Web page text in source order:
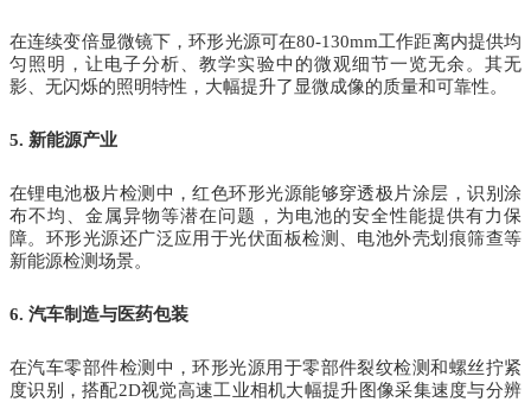
在连续变倍显微镜下，环形光源可在80-130mm工作距离内提供均
匀照明，让电子分析、教学实验中的微观细节一览无余。其无
影、无闪烁的照明特性，大幅提升了显微成像的质量和可靠性。
5. 新能源产业
在锂电池极片检测中，红色环形光源能够穿透极片涂层，识别涂
布不均、金属异物等潜在问题，为电池的安全性能提供有力保
障。环形光源还广泛应用于光伏面板检测、电池外壳划痕筛查等
新能源检测场景。
6. 汽车制造与医药包装
在汽车零部件检测中，环形光源用于零部件裂纹检测和螺丝拧紧
度识别，搭配2D视觉高速工业相机大幅提升图像采集速度与分辨